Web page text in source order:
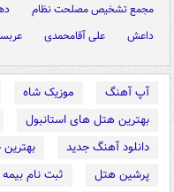
مجمع تشخیص مصلحت نظام
داعش
علی آقامحمدی
آپ آهنگ موزیک شاه
بهترین هتل های استانبول
دانلود آهنگ جدید
پرشین هتل
ثبت نام بیمه